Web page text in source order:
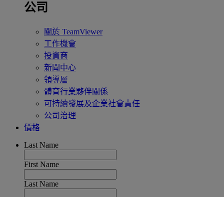
公司
關於 TeamViewer
工作機會
投資商
新聞中心
領導層
體育行業夥伴關係
可持續發展及企業社會責任
公司治理
價格
Last Name
First Name
Last Name